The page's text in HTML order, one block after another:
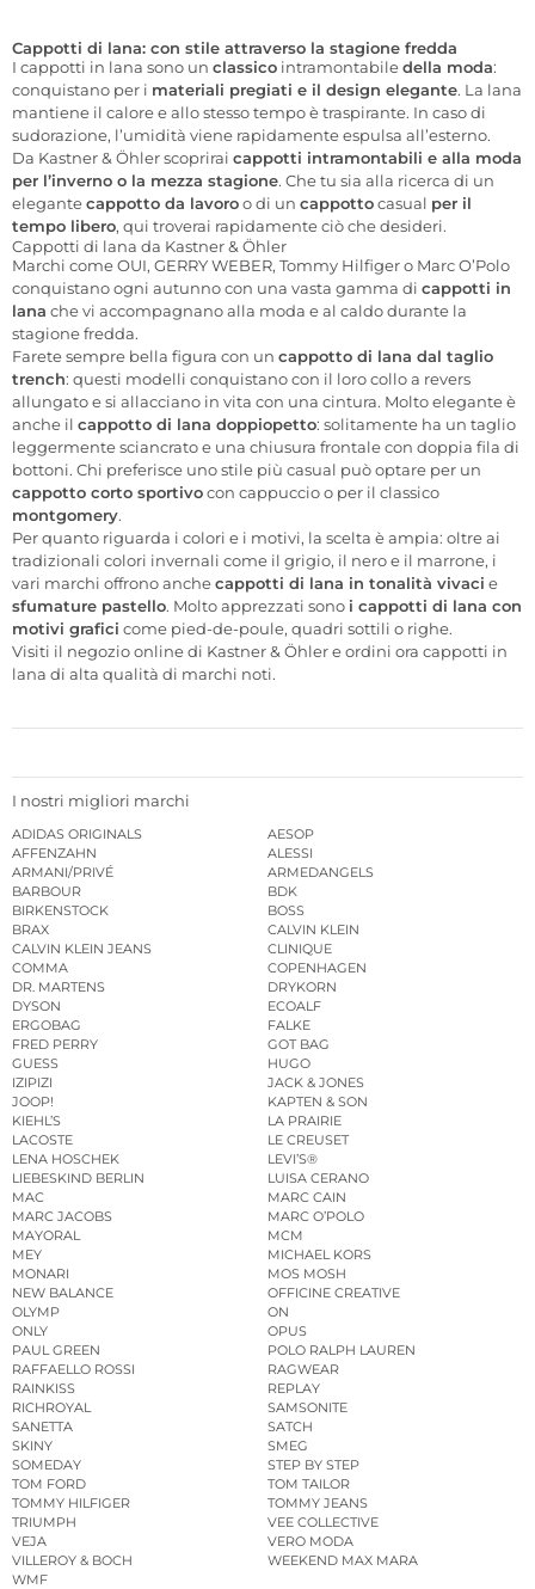
Cappotti di lana: con stile attraverso la stagione fredda
I cappotti in lana sono un classico intramontabiledella moda:
conquistano per i materiali pregiati e il design elegante. La lana
mantiene il calore e allo stesso tempo è traspirante. In caso di
sudorazione, l’umidità viene rapidamente espulsa all’esterno.
Da Kastner & Öhler scoprirai cappotti intramontabili e alla moda
per l’inverno o la mezza stagione. Che tu sia alla ricerca di un
elegantecappotto da lavoroo di un cappottocasual per il
tempo libero, qui troverai rapidamente ciò che desideri.
Cappotti di lana da Kastner & Öhler
Marchi come OUI, GERRY WEBER, Tommy Hilfiger o Marc O’Polo
conquistano ogni autunno con una vasta gamma di cappotti in
lana che vi accompagnano alla moda e al caldo durante la
stagione fredda.
Farete sempre bella figura con un cappotto di lana dal taglio
trench: questi modelli conquistano con il loro collo a revers
allungato e si allacciano in vita con una cintura. Molto elegante è
anche il cappotto di lana doppiopetto: solitamente ha un taglio
leggermente sciancrato e una chiusura frontale con doppia fila di
bottoni. Chi preferisce uno stile più casual può optare per un
cappotto corto sportivocon cappuccio o per il classico
montgomery.
Per quanto riguarda i colori e i motivi, la scelta è ampia: oltre ai
tradizionali colori invernali come il grigio, il nero e il marrone, i
vari marchi offrono anchecappotti di lana in tonalità vivaci e
sfumature pastello. Molto apprezzati sono i cappotti di lana con
motivi grafici come pied-de-poule, quadri sottili o righe.
Visiti il negozio online di Kastner & Öhler e ordini ora cappotti in
lana di alta qualità di marchi noti.
I nostri migliori marchi
ADIDAS ORIGINALS
AESOP
AFFENZAHN
ALESSI
ARMANI/PRIVÉ
ARMEDANGELS
BARBOUR
BDK
BIRKENSTOCK
BOSS
BRAX
CALVIN KLEIN
CALVIN KLEIN JEANS
CLINIQUE
COMMA
COPENHAGEN
DR. MARTENS
DRYKORN
DYSON
ECOALF
ERGOBAG
FALKE
FRED PERRY
GOT BAG
GUESS
HUGO
IZIPIZI
JACK & JONES
JOOP!
KAPTEN & SON
KIEHL’S
LA PRAIRIE
LACOSTE
LE CREUSET
LENA HOSCHEK
LEVI’S®
LIEBESKIND BERLIN
LUISA CERANO
MAC
MARC CAIN
MARC JACOBS
MARC O’POLO
MAYORAL
MCM
MEY
MICHAEL KORS
MONARI
MOS MOSH
NEW BALANCE
OFFICINE CREATIVE
OLYMP
ON
ONLY
OPUS
PAUL GREEN
POLO RALPH LAUREN
RAFFAELLO ROSSI
RAGWEAR
RAINKISS
REPLAY
RICHROYAL
SAMSONITE
SANETTA
SATCH
SKINY
SMEG
SOMEDAY
STEP BY STEP
TOM FORD
TOM TAILOR
TOMMY HILFIGER
TOMMY JEANS
TRIUMPH
VEE COLLECTIVE
VEJA
VERO MODA
VILLEROY & BOCH
WEEKEND MAX MARA
WMF